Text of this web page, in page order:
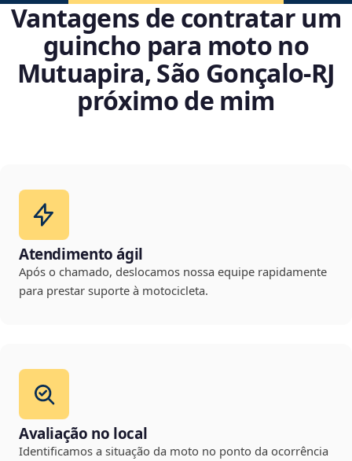
Vantagens de contratar um
guincho para moto no
Mutuapira, São Gonçalo‑RJ
próximo de mim
Atendimento ágil
Após o chamado, deslocamos nossa equipe rapidamente
para prestar suporte à motocicleta.
Avaliação no local
Identificamos a situação da moto no ponto da ocorrência